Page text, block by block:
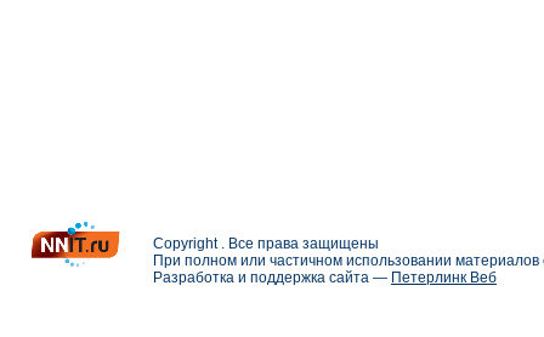
Copyright . Все права защищены
При полном или частичном использовании
Разработка и поддержка сайта — Петерлинк Веб